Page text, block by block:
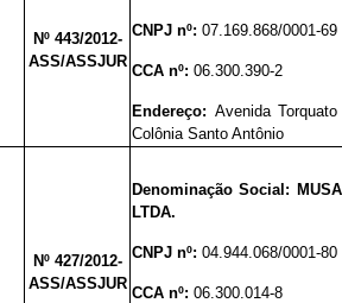
Nº 443/2012-
ASS/ASSJUR
CNPJ nº:07.169.868/0001-69
CCA nº:06.300.390-2
Endereço: Avenida
Colônia Santo Antônio
Nº 427/2012-
ASS/ASSJUR
Denominação Social:
LTDA.
CNPJ nº:04.944.068/0001-80
CCA nº:06.300.014-8